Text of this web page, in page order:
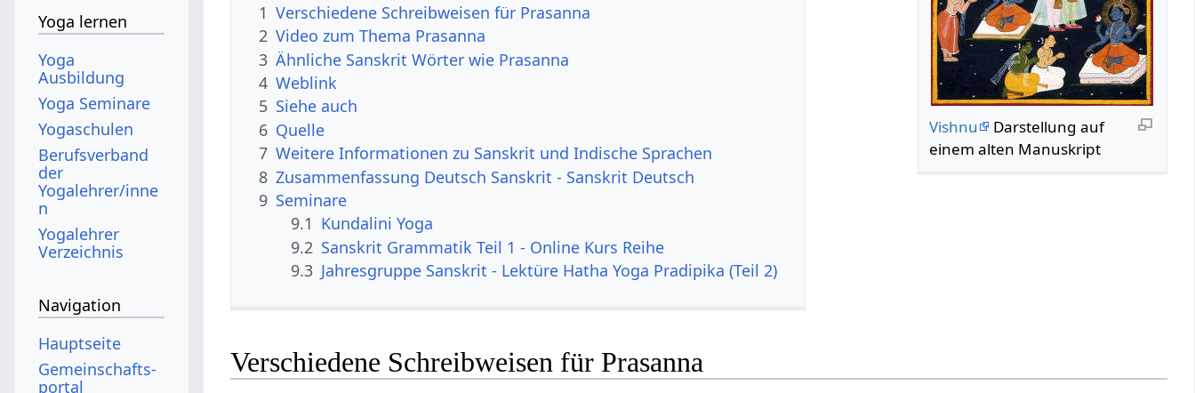
Vishnu
Darstellung auf
einem alten Manuskript
1 Verschiedene Schreibweisen für Prasanna
2 Video zum Thema Prasanna
3 Ähnliche Sanskrit Wörter wie Prasanna
4 Weblink
5 Siehe auch
6 Quelle
7 Weitere Informationen zu Sanskrit und Indische Sprachen
8 Zusammenfassung Deutsch Sanskrit - Sanskrit Deutsch
9 Seminare
9.1 Kundalini Yoga
9.2 Sanskrit Grammatik Teil 1 - Online Kurs Reihe
9.3 Jahresgruppe Sanskrit - Lektüre Hatha Yoga Pradipika (Teil 2)
Verschiedene Schreibweisen für Prasanna
Yoga lernen
Yoga
Ausbildung
Yoga Seminare
Yogaschulen
Berufsverband
der
Yogalehrer/inne
n
Yogalehrer
Verzeichnis
Navigation
Hauptseite
Gemeinschafts­
portal